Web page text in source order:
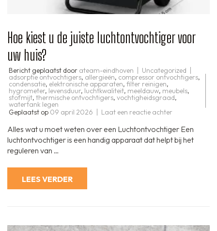
Hoe kiest u de juiste luchtontvochtiger voor
uw huis?
Bericht geplaatst door ateam-eindhoven Uncategorized
adsorptie ontvochtigers, allergieën, compressor ontvochtigers,
condensatie, elektronische apparaten, filter reinigen,
hygrometer, levensduur, luchtkwaliteit, meeldauw, meubels,
stofmijt, thermische ontvochtigers, vochtigheidsgraad,
watertank legen
Geplaatst op 09 april 2026 Laat een reactie achter
kiest
u
de
juiste
Alles wat u moet weten over een Luchtontvochtiger Een
luchtontvochtiger is een handig apparaat dat helpt bij het
reguleren van …
LEES VERDER